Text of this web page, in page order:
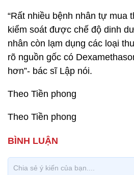
“Rất nhiều bệnh nhân tự mua
kiểm soát được chế độ dinh
nhân còn lạm dụng các loại
rõ nguồn gốc có
hơn”- bác sĩ Lập nói.
Theo Tiền phong
Theo Tiền phong